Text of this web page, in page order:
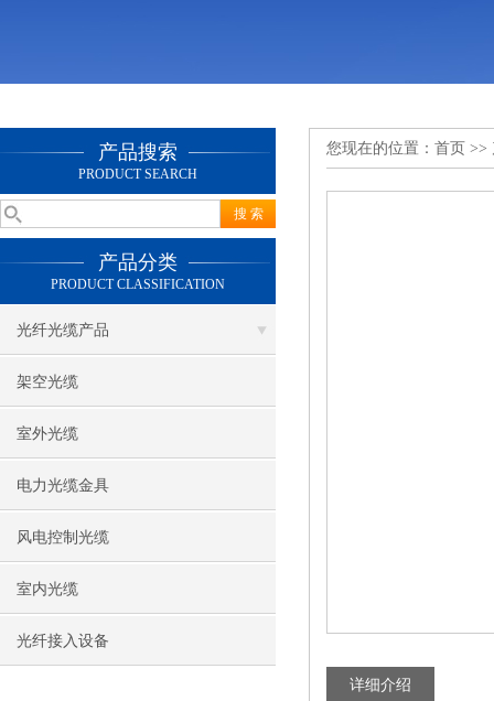
产品搜索
PRODUCT SEARCH
产品分类
PRODUCT CLASSIFICATION
光纤光缆产品
架空光缆
室外光缆
电力光缆金具
风电控制光缆
室内光缆
光纤接入设备
您现在的位置： 首页 >>
详细介绍